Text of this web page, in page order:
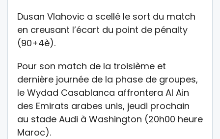
Dusan Vlahovic a scellé le sort du match
en creusant l’écart du point de pénalty
(90+4è).
Pour son match de la troisième et
dernière journée de la phase de groupes,
le Wydad Casablanca affrontera Al Ain
des Emirats arabes unis, jeudi prochain
au stade Audi à Washington (20h00 heure
Maroc).